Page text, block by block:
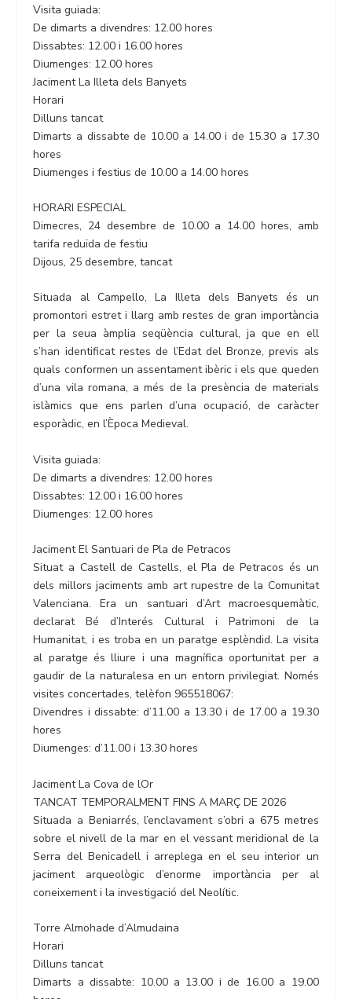
Visita guiada:
De dimarts a divendres: 12.00 hores
Dissabtes: 12.00 i 16.00 hores
Diumenges: 12.00 hores
Jaciment La Illeta dels Banyets
Horari
Dilluns tancat
Dimarts a dissabte de 10.00 a 14.00 i de 15.30 a 17.30
hores
Diumenges i festius de 10.00 a 14.00 hores
HORARI ESPECIAL
Dimecres, 24 desembre de 10.00 a 14.00 hores, amb
tarifa reduïda de festiu
Dijous, 25 desembre, tancat
Situada al Campello, La Illeta dels Banyets és un
promontori estret i llarg amb restes de gran importància
per la seua àmplia seqüència cultural, ja que en ell
s’han identificat restes de l’Edat del Bronze, previs als
quals conformen un assentament ibèric i els que queden
d’una vila romana, a més de la presència de materials
islàmics que ens parlen d’una ocupació, de caràcter
esporàdic, en l’Època Medieval.
Visita guiada:
De dimarts a divendres: 12.00 hores
Dissabtes: 12.00 i 16.00 hores
Diumenges: 12.00 hores
Jaciment El Santuari de Pla de Petracos
Situat a Castell de Castells, el Pla de Petracos és un
dels millors jaciments amb art rupestre de la Comunitat
Valenciana. Era un santuari d’Art macroesquemàtic,
declarat Bé d’Interés Cultural i Patrimoni de la
Humanitat, i es troba en un paratge esplèndid. La visita
al paratge és lliure i una magnífica oportunitat per a
gaudir de la naturalesa en un entorn privilegiat. Només
visites concertades, telèfon 965518067:
Divendres i dissabte: d’11.00 a 13.30 i de 17.00 a 19.30
hores
Diumenges: d’11.00 i 13.30 hores
Jaciment La Cova de lOr
TANCAT TEMPORALMENT FINS A MARÇ DE 2026
Situada a Beniarrés, l’enclavament s’obri a 675 metres
sobre el nivell de la mar en el vessant meridional de la
Serra del Benicadell i arreplega en el seu interior un
jaciment arqueològic d’enorme importància per al
coneixement i la investigació del Neolític.
Torre Almohade d’Almudaina
Horari
Dilluns tancat
Dimarts a dissabte: 10.00 a 13.00 i de 16.00 a 19.00